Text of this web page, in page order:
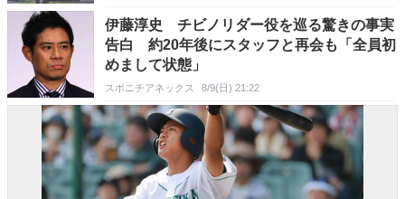
伊藤淳史 チビノリダー役を巡る驚きの事実
告白 約20年後にスタッフと再会も「全員初
めまして状態」
スポニチアネックス 8/9(日) 21:22